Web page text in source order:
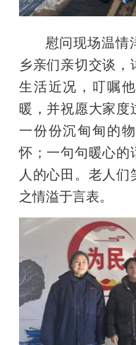
慰问现场温情
乡亲们亲切交谈，
生活近况，叮嘱
暖，并祝愿大家度
一份份沉甸甸的
怀；一句句暖心的
人的心田。老人
之情溢于言表。